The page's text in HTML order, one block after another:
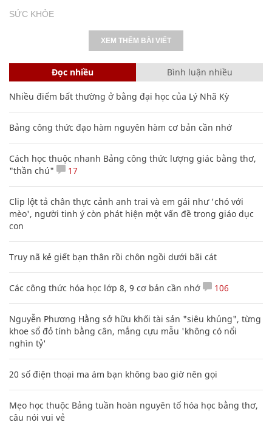
SỨC KHỎE
XEM THÊM BÀI VIẾT
Đọc nhiều Bình luận nhiều
Nhiều điểm bất thường ở bằng đại học của Lý Nhã Kỳ
Bảng công thức đạo hàm nguyên hàm cơ bản cần nhớ
Cách học thuộc nhanh Bảng công thức lượng giác bằng thơ,
"thần chú"
17
Clip lột tả chân thực cảnh anh trai và em gái như 'chó với
mèo', người tinh ý còn phát hiện một vấn đề trong giáo dục
con
Truy nã kẻ giết bạn thân rồi chôn ngồi dưới bãi cát
Các công thức hóa học lớp 8, 9 cơ bản cần nhớ 106
Nguyễn Phương Hằng sở hữu khối tài sản "siêu khủng", từng
khoe sổ đỏ tính bằng cân, mắng cựu mẫu 'không có nổi
nghìn tỷ'
20 số điện thoại ma ám bạn không bao giờ nên gọi
Mẹo học thuộc Bảng tuần hoàn nguyên tố hóa học bằng thơ,
câu nói vui vẻ